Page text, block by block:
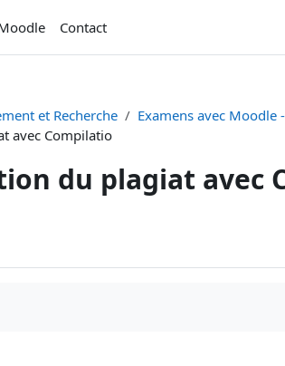
Contact
et Recherche
Examens avec
avec Compilatio
du plagiat avec